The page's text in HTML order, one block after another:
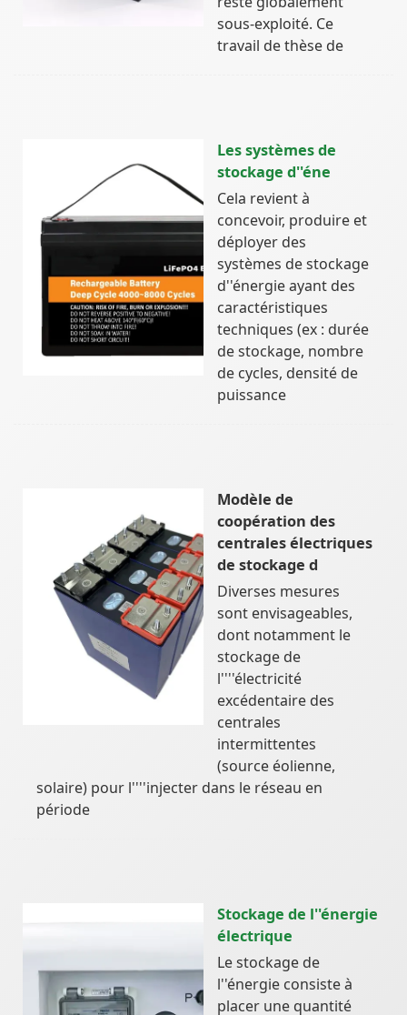
sous-exploité. Ce
travail de thèse de
Les systèmes de
stockage d''éne
Cela revient à
concevoir, produire et
déployer des
systèmes de stockage
d''énergie ayant des
caractéristiques
techniques (ex : durée
de stockage, nombre
de cycles, densité de
puissance
Modèle de
coopération des
centrales électriques
de stockage d
Diverses mesures
sont envisageables,
dont notamment le
stockage de
l''''électricité
excédentaire des
centrales
intermittentes
(source éolienne,
solaire) pour l''''injecter dans le réseau en
période
Stockage de l''énergie
électrique
Le stockage de
l''énergie consiste à
placer une quantité